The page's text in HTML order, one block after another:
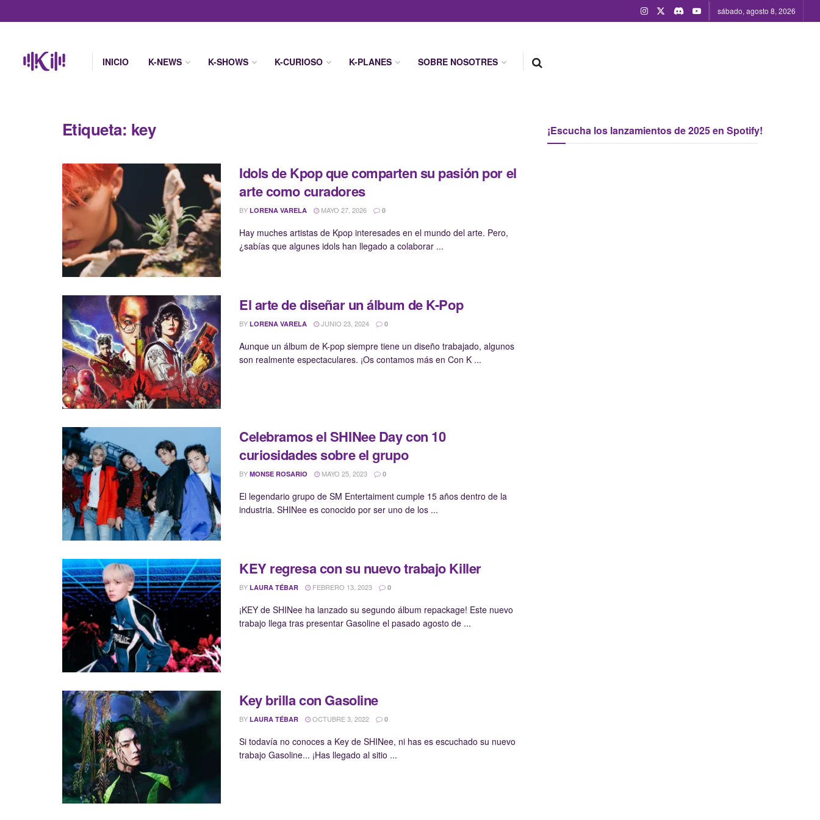
sábado, agosto 8, 2026
INICIO K-NEWS K-SHOWS K-CURIOSO K-PLANES SOBRE NOSOTRES
Etiqueta: key
Idols de Kpop que comparten su pasión por el
arte como curadores
BY LORENA VARELA MAYO 27, 2026 0
Hay muches artistas de Kpop interesades en el mundo del arte. Pero,
¿sabías que algunes idols han llegado a colaborar ...
El arte de diseñar un álbum de K-Pop
BY LORENA VARELA JUNIO 23, 2024 0
Aunque un álbum de K-pop siempre tiene un diseño trabajado, algunos
son realmente espectaculares. ¡Os contamos más en Con K ...
Celebramos el SHINee Day con 10
curiosidades sobre el grupo
BY MONSE ROSARIO MAYO 25, 2023 0
El legendario grupo de SM Entertaiment cumple 15 años dentro de la
industria. SHINee es conocido por ser uno de los ...
KEY regresa con su nuevo trabajo Killer
BY LAURA TÉBAR FEBRERO 13, 2023 0
¡KEY de SHINee ha lanzado su segundo álbum repackage! Este nuevo
trabajo llega tras presentar Gasoline el pasado agosto de ...
Key brilla con Gasoline
BY LAURA TÉBAR OCTUBRE 3, 2022 0
Si todavía no conoces a Key de SHINee, ni has es escuchado su nuevo
trabajo Gasoline... ¡Has llegado al sitio ...
¡Escucha los lanzamientos de 2025 en Spotify!